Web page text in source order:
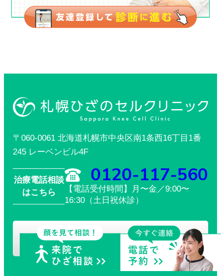
〒060-0061 北海道札幌市中央区南1条西16丁目1番
245 レーベンビル4F
治療電話相談
はこちら
0120-117-560
【電話受付時間】月〜金／9:00〜
16:30（土日祝休診）
治療相談やMRI予約はこちら